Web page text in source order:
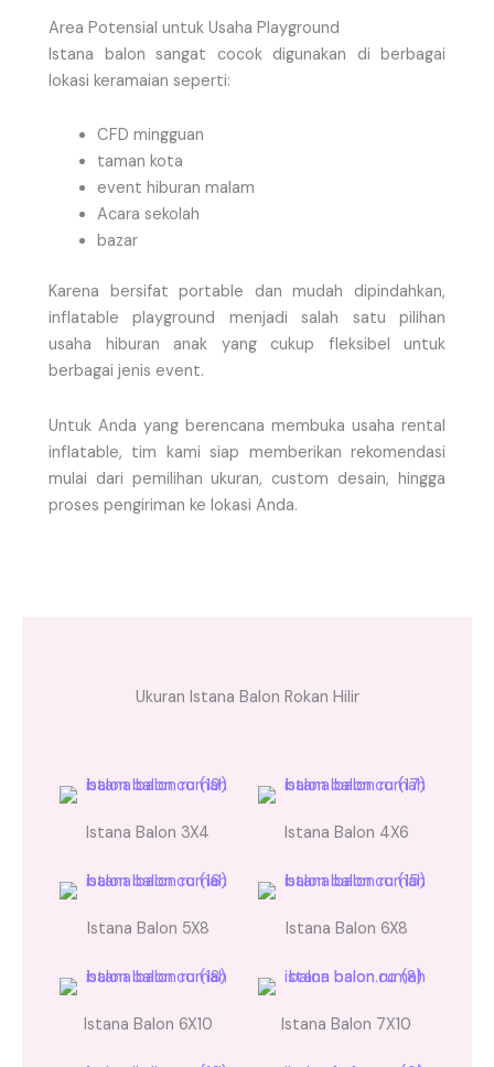
Area Potensial untuk Usaha Playground
Istana balon sangat cocok digunakan di berbagai
lokasi keramaian seperti:
CFD mingguan
taman kota
event hiburan malam
Acara sekolah
bazar
Karena bersifat portable dan mudah dipindahkan,
inflatable playground menjadi salah satu pilihan
usaha hiburan anak yang cukup fleksibel untuk
berbagai jenis event.
Untuk Anda yang berencana membuka usaha rental
inflatable, tim kami siap memberikan rekomendasi
mulai dari pemilihan ukuran, custom desain, hingga
proses pengiriman ke lokasi Anda.
Ukuran Istana Balon Rokan Hilir
Istana Balon 3X4 Istana Balon 4X6
Istana Balon 5X8 Istana Balon 6X8
Istana Balon 6X10 Istana Balon 7X10